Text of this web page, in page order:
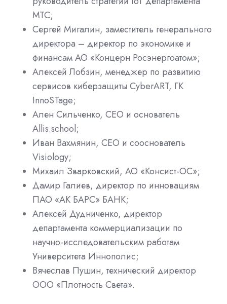
МТС;
Сергей Мигалин, заместитель генерального
директора – директор по экономике и
финансам АО «Концерн Росэнергоатом»;
Алексей Лобзин, менеджер по развитию
сервисов киберзащиты CyberART, ГК
InnoSTage;
Ален Сильченко, CEO и основатель
Allis.school;
Иван Вахмянин, CEO и сооснователь
Visiology;
Михаил Зварковский, АО «Консист-ОС»;
Дамир Галиев, директор по инновациям
ПАО «АК БАРС» БАНК;
Алексей Дудниченко, директор
департамента коммерциализации по
научно-исследовательским работам
Университета Иннополис;
Вячеслав Пушин, технический директор
ООО «Плотность Света».